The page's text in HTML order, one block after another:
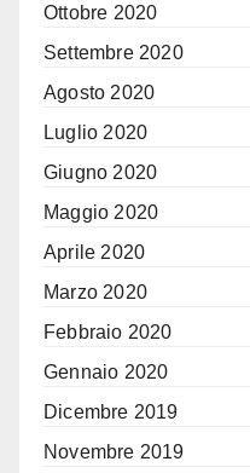
Ottobre 2020
Settembre 2020
Agosto 2020
Luglio 2020
Giugno 2020
Maggio 2020
Aprile 2020
Marzo 2020
Febbraio 2020
Gennaio 2020
Dicembre 2019
Novembre 2019